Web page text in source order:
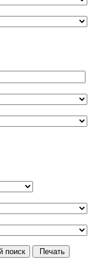
поиск
Печать